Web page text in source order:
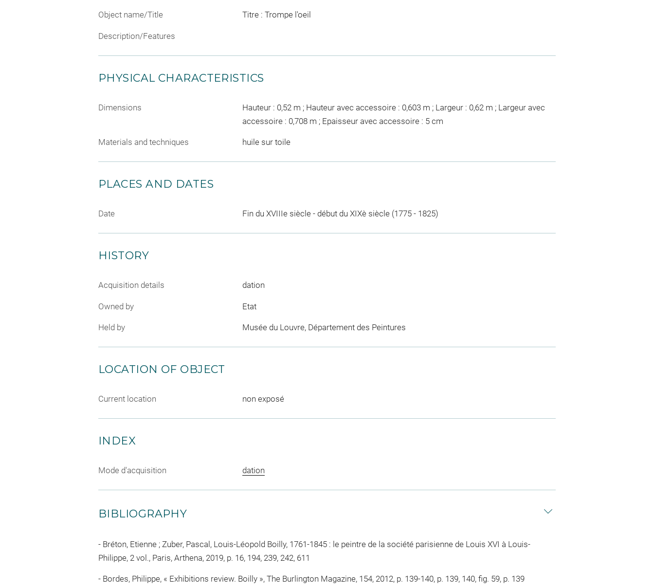
Object name/Title Titre : Trompe l'oeil
Description/Features
PHYSICAL CHARACTERISTICS
Dimensions
Hauteur : 0,52 m ; Hauteur avec accessoire : 0,603 m ; Largeur : 0,62 m ; Largeur avec
accessoire : 0,708 m ; Epaisseur avec accessoire : 5 cm
Materials and techniques huile sur toile
PLACES AND DATES
Date Fin du XVIIIe siècle - début du XIXè siècle (1775 - 1825)
HISTORY
Acquisition details dation
Owned by Etat
Held by Musée du Louvre, Département des Peintures
LOCATION OF OBJECT
Current location non exposé
INDEX
Mode d'acquisition dation
BIBLIOGRAPHY
Bréton, Etienne ; Zuber, Pascal, Louis-Léopold Boilly, 1761-1845 : le peintre de la société parisienne de Louis XVI à Louis-
Philippe, 2 vol., Paris, Arthena, 2019, p. 16, 194, 239, 242, 611
Bordes, Philippe, « Exhibitions review. Boilly », The Burlington Magazine, 154, 2012, p. 139-140, p. 139, 140, fig. 59, p. 139